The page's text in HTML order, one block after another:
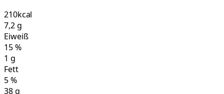
210kcal
7,2g
Eiweiß
15%
1 g
Fett
5%
38g